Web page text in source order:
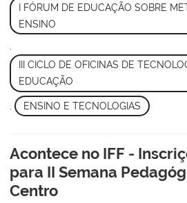
I FÓRUM DE EDUCAÇÃO SOBRE
ENSINO
III CICLO DE OFICINAS DE
EDUCAÇÃO
ENSINO E TECNOLOGIAS
Acontece no IFF -
para II Semana
Centro